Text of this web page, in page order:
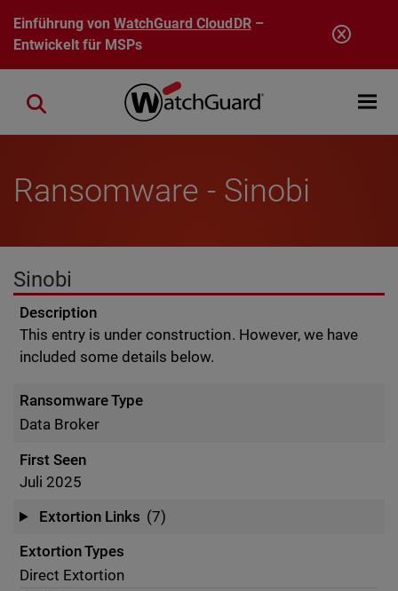
Direkt zum Inhalt
Einführung vonWatchGuard CloudDR–
Entwickelt für MSPs
Open
Close search
Ransomware - Sinobi
Sinobi
Description
This entry is under construction. However, we have
included some details below.
Ransomware Type
Data Broker
First Seen
Juli 2025
Extortion Links (7)
Extortion Types
Direct Extortion